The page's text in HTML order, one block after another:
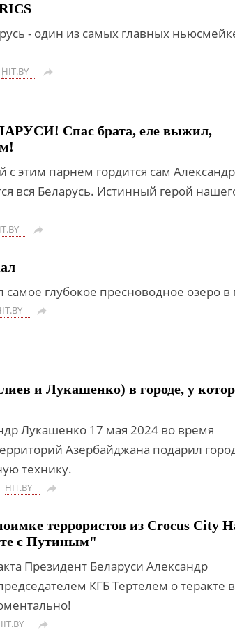
- один из самых главных
HIT.BY 
Спас брата, еле выжил,
этим парнем гордится сам Александр
вся Беларусь. Истинный герой

самое глубокое пресноводное озеро

и Лукашенко) в городе, у
Лукашенко 17 мая 2024 во время
Азербайджана подарил
технику.
HIT.BY 
террористов из Crocus City
с Путиным"
Президент Беларуси Александр
КГБ Тертелем о теракте в
